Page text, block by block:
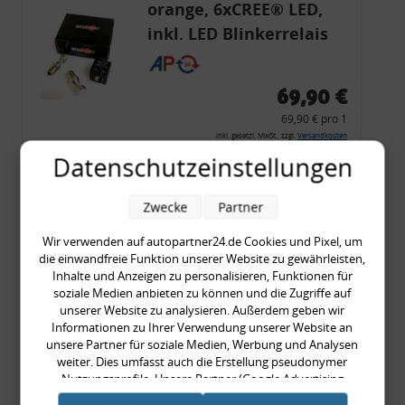
orange, 6xCREE® LED,
inkl. LED Blinkerrelais
CF 14
69,90 €
69,90 € pro 1
inkl. gesetzl. MwSt., zzgl. Versandkosten
Merkzettel
Zum Artikel
Rückleuchtenband mit
Blinker, rot, US-Ecken,
Audi 80 Cabrio, Typ 89,
OE-Nr.: 8G0945225 +
8G0945225C
999,99 €
Datenschutzeinstellungen
Wir verwenden auf autopartner24.de Cookies und Pixel, um
die einwandfreie Funktion unserer Website zu gewährleisten,
Inhalte und Anzeigen zu personalisieren, Funktionen für
soziale Medien anbieten zu können und die Zugriffe auf
unserer Website zu analysieren. Außerdem geben wir
Informationen zu Ihrer Verwendung unserer Website an
unsere Partner für soziale Medien, Werbung und Analysen
weiter. Dies umfasst auch die Erstellung pseudonymer
Nutzungsprofile. Unsere Partner (Google Advertising
Products) führen diese Informationen möglicherweise mit
Zwecke Partner